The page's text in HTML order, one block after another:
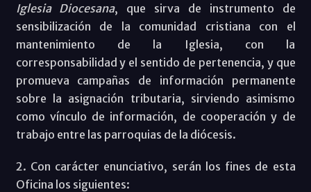
Iglesia Diocesana, que sirva de instrumento de
sensibilización de la comunidad cristiana con el
mantenimiento de la Iglesia, con la
corresponsabilidad y el sentido de pertenencia, y que
promueva campañas de información permanente
sobre la asignación tributaria, sirviendo asimismo
como vínculo de información, de cooperación y de
trabajo entre las parroquias de la diócesis.
2. Con carácter enunciativo, serán los fines de esta
Oficina los siguientes: